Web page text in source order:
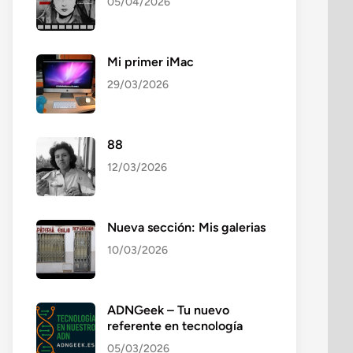
Mi primer iMac
29/03/2026
88
12/03/2026
Nueva sección: Mis galerias
10/03/2026
ADNGeek – Tu nuevo
referente en tecnología
05/03/2026